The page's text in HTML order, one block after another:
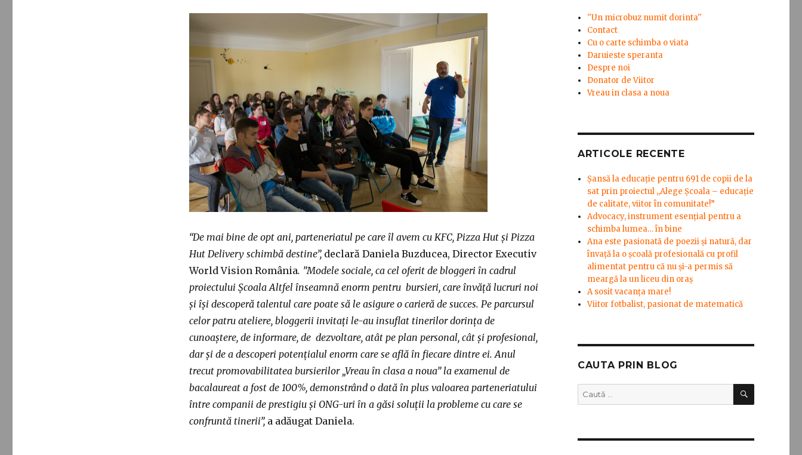
“De mai bine de opt ani, parteneriatul pe care îl avem cu KFC, Pizza Hut și Pizza
Hut Delivery schimbă destine”, declară Daniela Buzducea, Director Executiv
World Vision România. ”Modele sociale, ca cel oferit de bloggeri în cadrul
proiectului Școala Altfel înseamnă enorm pentru bursieri, care învăță lucruri noi
și își descoperă talentul care poate să le asigure o carieră de succes. Pe parcursul
celor patru ateliere, bloggerii invitați le-au insuflat tinerilor dorința de
cunoaștere, de informare, de dezvoltare, atât pe plan personal, cât și profesional,
dar și de a descoperi potențialul enorm care se află în fiecare dintre ei. Anul
trecut promovabilitatea bursierilor „Vreau în clasa a noua” la examenul de
bacalaureat a fost de 100%, demonstrând o dată în plus valoarea parteneriatului
între companii de prestigiu și ONG-uri în a găsi soluții la probleme cu care se
confruntă tinerii”, a adăugat Daniela.
''Un microbuz numit dorinta''
Contact
Cu o carte schimba o viata
Daruieste speranta
Despre noi
Donator de Viitor
Vreau in clasa a noua
ARTICOLE RECENTE
Șansă la educație pentru 691 de copii de la
sat prin proiectul ,,Alege Școala – educație
de calitate, viitor în comunitate!”
Advocacy, instrument esenţial pentru a
schimba lumea… în bine
Ana este pasionată de poezii și natură, dar
învață la o școală profesională cu profil
alimentat pentru că nu și-a permis să
meargă la un liceu din oraș
A sosit vacanța mare!
Viitor fotbalist, pasionat de matematică
CAUTA PRIN BLOG
Caută
după:
CĂUTARE